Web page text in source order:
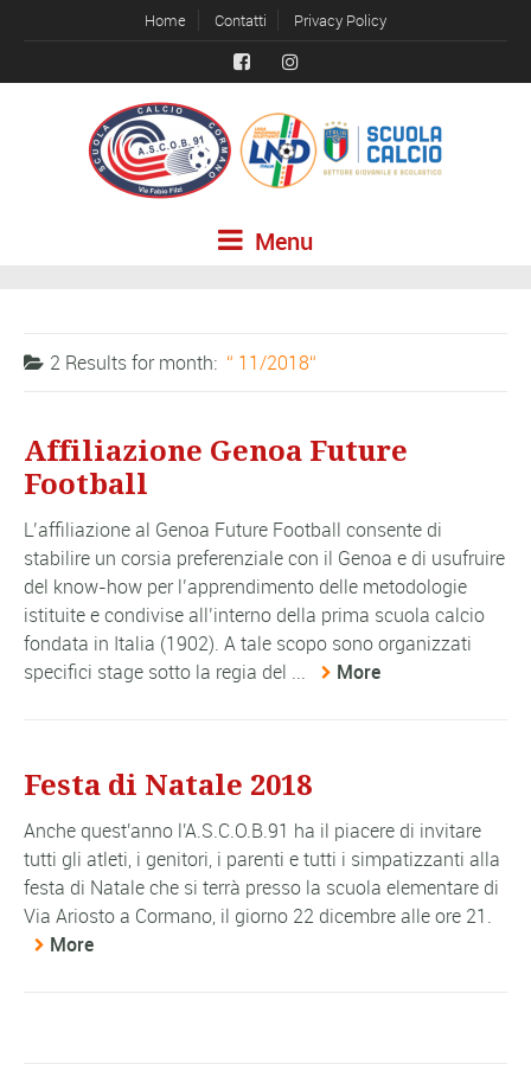
Home Contatti Privacy Policy
Menu
2 Results formonth: 11/2018
Affiliazione Genoa Future
Football
L’affiliazione al Genoa Future Football consente di
stabilire un corsia preferenziale con il Genoa e di usufruire
del know-how per l’apprendimento delle metodologie
istituite e condivise all’interno della prima scuola calcio
fondata in Italia (1902). A tale scopo sono organizzati
specifici stage sotto la regia del ...
More
Festa di Natale 2018
Anche quest'anno l'A.S.C.O.B.91 ha il piacere di invitare
tutti gli atleti, i genitori, i parenti e tutti i simpatizzanti alla
festa di Natale che si terrà presso la scuola elementare di
Via Ariosto a Cormano, il giorno 22 dicembre alle ore 21.
More